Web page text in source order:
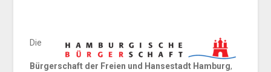
Die
Bürgerschaft der Freien und Hansestadt Hamburg,